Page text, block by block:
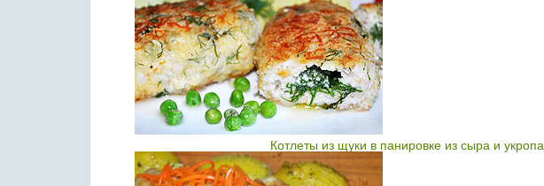
Котлеты из щуки в панировке из сыра и укропа